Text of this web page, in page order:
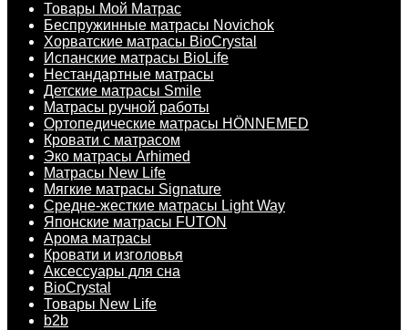
Товары Мой Матрас
Беспружинные матрасы Novichok
Хорватские матрасы BioCrystal
Испанские матрасы BioLife
Нестандартные матрасы
Детские матрасы Smile
Матрасы ручной работы
Ортопедические матрасы HÖNNEMED
Кровати с матрасом
Эко матрасы Arhimed
Матрасы New Life
Мягкие матрасы Signature
Средне-жесткие матрасы Light Way
Японские матрасы FUTON
Арома матрасы
Кровати и изголовья
Аксессуары для сна
BioCrystal
Товары New Life
b2b